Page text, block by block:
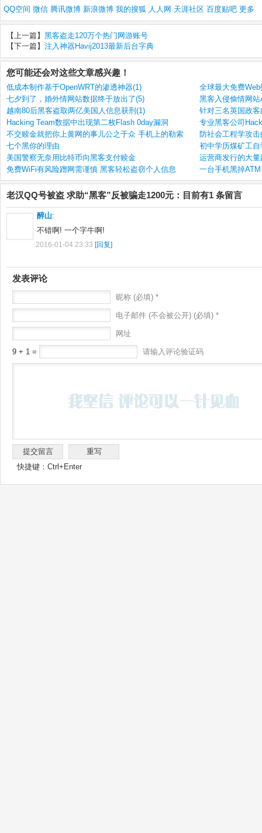
QQ空间 微信 腾讯微博 新浪微博 我的搜狐 人人网 天涯社区 百度贴吧 更多
【上一篇】 黑客盗走120万个热门网游账号
【下一篇】 注入神器Havij2013最新后台字典
您可能还会对这些文章感兴趣！
低成本制作基于OpenWRT的渗透神器(1)
全球最大免费
七夕到了，婚外情网站数据终于放出了(5)
黑客入侵偷情网
越南80后黑客盗取两亿美国人信息获刑(1)
针对三名英国政
Hacking Team数据中出现第二枚Flash 0day漏洞
专业黑客公司
不交赎金就把你上黄网的事儿公之于众 手机上的勒索
防社会工程学攻
七个黑你的理由
初中学历煤矿工自
美国警察无奈用比特币向黑客支付赎金
运营商发行的大
免费WiFi有风险蹭网需谨慎 黑客轻松盗窃个人信息
一台手机黑掉
老汉QQ号被盗 求助“黑客”反被骗走1200元：目前有1 条留言
醉山:
不错啊! 一个字牛啊!
2016-01-04 23:33 [回复]
发表评论
昵称 (必填) *
电子邮件 (不会被公开) (必填) *
网址
9 + 1 = 请输入评论验证码
快捷键：Ctrl+Enter